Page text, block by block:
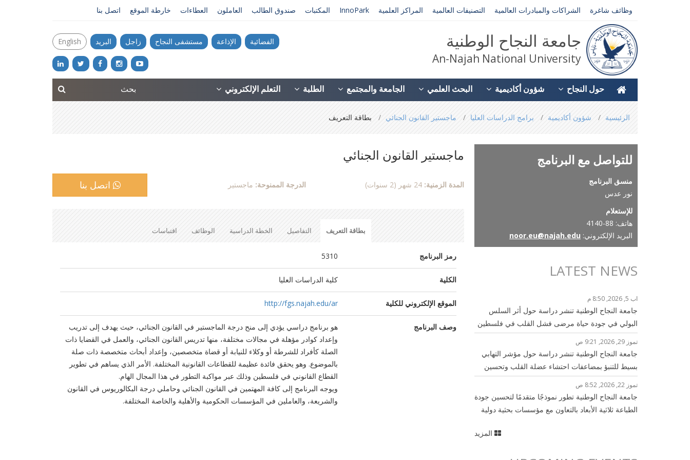
وظائف شاغرة الشراكات والمبادرات العالمية التصنيفات العالمية المراكز العلمية InnoPark المكتبات صندوق الطالب العاملون العطاءات خارطة الموقع اتصل بنا
الفضائية الإذاعة مستشفى النجاح زاجل البريد English جامعة النجاح الوطنية
An-Najah National University
حول النجاح شؤون أكاديمية البحث العلمي الجامعة والمجتمع الطلبة التعلم الإلكتروني
are
here
الرئيسية شؤون أكاديمية برامج الدراسات العليا ماجستير القانون الجنائي بطاقة التعريف
ماجستير القانون الجنائي
المدة الزمنية: 24 شهر (2 سنوات) الدرجة الممنوحة: ماجستير اتصل بنا
بطاقة التعريف التفاصيل الخطة الدراسية الوظائف اقتباسات
رمز البرنامج 5310
الكلية كلية الدراسات العليا
الموقع الإلكتروني للكلية http://fgs.najah.edu/ar
وصف البرنامج
هو برنامج دراسي يؤدي إلى منح درجة الماجستير في القانون الجنائي، حيث يهدف إلى تدريب
وإعداد كوادر مؤهلة في مجالات مختلفة، منها تدريس القانون الجنائي، والعمل في القضايا ذات
الصلة كأفراد للشرطة أو وكلاء للنيابة أو قضاة متخصصين، وإعداد أبحاث متخصصة ذات صلة
بالموضوع. وهو يحقق فائدة عظيمة للقطاعات القانونية المختلفة. الأمر الذي يساهم في تطوير
القطاع القانوني في فلسطين وذلك عبر مواكبة التطور في هذا المجال الهام.
ويوجه البرنامج إلى كافة المهتمين في القانون الجنائي وحاملي درجة البكالوريوس في القانون
والشريعة، والعاملين في المؤسسات الحكومية والأهلية والخاصة المختلفة.
للتواصل مع البرنامج
منسق البرنامج
نور عدس
للإستعلام
هاتف: 88-4140
البريد الإلكتروني: noor.eu@najah.edu
LATEST NEWS
اب 5, 2026, 8:50 م
جامعة النجاح الوطنية تنشر دراسة حول أثر السلس
البولي في جودة حياة مرضى فشل القلب في فلسطين
تموز 29, 2026, 9:21 ص
جامعة النجاح الوطنية تنشر دراسة حول مؤشر التهابي
بسيط للتنبؤ بمضاعفات احتشاء عضلة القلب وتحسين
الرعاية القلبية
تموز 22, 2026, 8:52 ص
جامعة النجاح الوطنية تطور نموذجًا متقدمًا لتحسين جودة
الطباعة ثلاثية الأبعاد بالتعاون مع مؤسسات بحثية دولية
المزيد